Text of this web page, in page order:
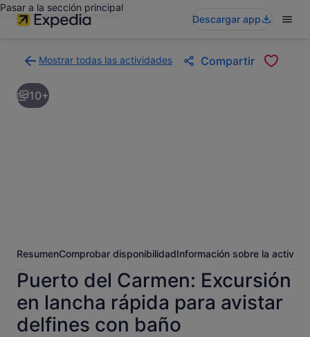
Pasar a la sección principal
Descargar app
Mostrar todas las actividades
a
la
página
Compartir
10+
ResumenComprobar disponibilidadInformación sobre la
Puerto del Carmen: Excursión
en lancha rápida para avistar
delfines con baño